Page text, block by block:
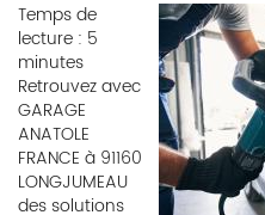
Temps de
lecture : 5
minutes
Retrouvez avec
GARAGE
ANATOLE
FRANCE à 91160
LONGJUMEAU
des solutions